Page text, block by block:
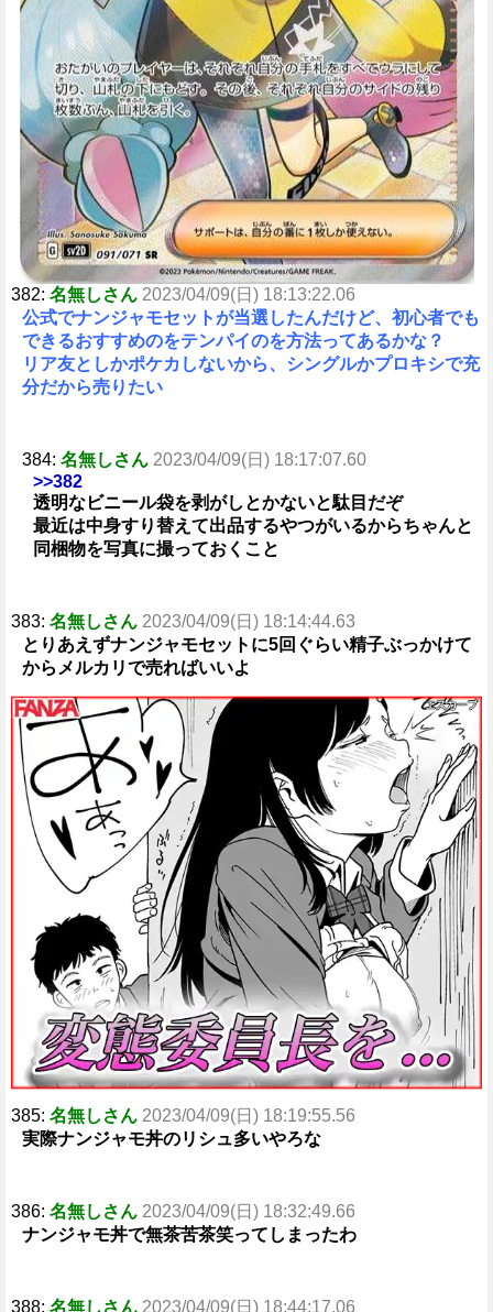
382: 名無しさん 2023/04/09(日) 18:13:22.06
公式でナンジャモセットが当選したんだけど、初心者でも
できるおすすめのをテンパイのを方法ってあるかな？
リア友としかポケカしないから、シングルかプロキシで充
分だから売りたい
384: 名無しさん 2023/04/09(日) 18:17:07.60
>>382
透明なビニール袋を剥がしとかないと駄目だぞ
最近は中身すり替えて出品するやつがいるからちゃんと
同梱物を写真に撮っておくこと
383: 名無しさん 2023/04/09(日) 18:14:44.63
とりあえずナンジャモセットに5回ぐらい精子ぶっかけて
からメルカリで売ればいいよ
385: 名無しさん 2023/04/09(日) 18:19:55.56
実際ナンジャモ丼のリシュ多いやろな
386: 名無しさん 2023/04/09(日) 18:32:49.66
ナンジャモ丼で無茶苦茶笑ってしまったわ
388: 名無しさん 2023/04/09(日) 18:44:17.06